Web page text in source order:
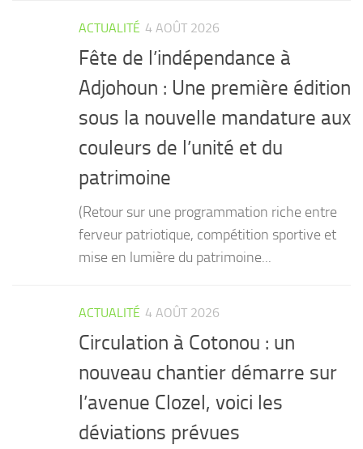
ACTUALITÉ 4 AOÛT 2026
Fête de l’indépendance à
Adjohoun : Une première édition
sous la nouvelle mandature aux
couleurs de l’unité et du
patrimoine
(Retour sur une programmation riche entre
ferveur patriotique, compétition sportive et
mise en lumière du patrimoine...
ACTUALITÉ 4 AOÛT 2026
Circulation à Cotonou : un
nouveau chantier démarre sur
l’avenue Clozel, voici les
déviations prévues